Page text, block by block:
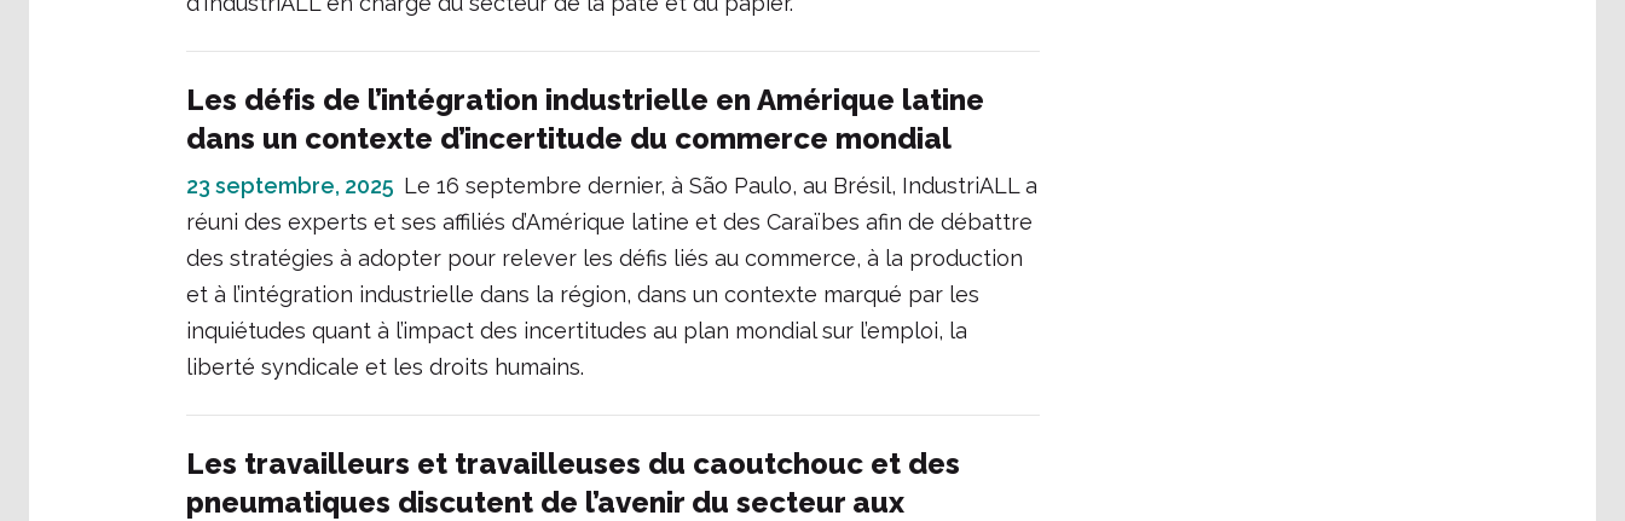
Les défis de l’intégration industrielle en Amérique latine
dans un contexte d’incertitude du commerce mondial
23 septembre, 2025 Le 16 septembre dernier, à São Paulo, au Brésil, IndustriALL a
réuni des experts et ses affiliés d’Amérique latine et des Caraïbes afin de débattre
des stratégies à adopter pour relever les défis liés au commerce, à la production
et à l’intégration industrielle dans la région, dans un contexte marqué par les
inquiétudes quant à l’impact des incertitudes au plan mondial sur l’emploi, la
liberté syndicale et les droits humains.
Les travailleurs et travailleuses du caoutchouc et des
pneumatiques discutent de l’avenir du secteur aux